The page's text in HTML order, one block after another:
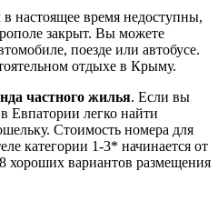
в настоящее время недоступны,
закрыт. Вы можете
поезде или автобусе.
отдыхе в Крыму.
частного жилья. Если вы
Евпатории легко найти
Стоимость номера для
категории 1-3* начинается от
хороших вариантов размещения